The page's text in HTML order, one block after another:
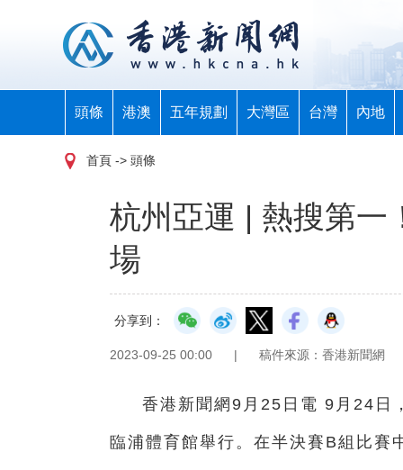
頭條 港澳 五年規劃 大灣區 台灣 內地
首頁 -> 頭條
杭州亞運 | 熱搜第一
場
分享到：
2023-09-25 00:00 | 稿件來源：香港新聞網
香港新聞網9月25日電 9月24日
臨浦體育館舉行。在半決賽B組比賽